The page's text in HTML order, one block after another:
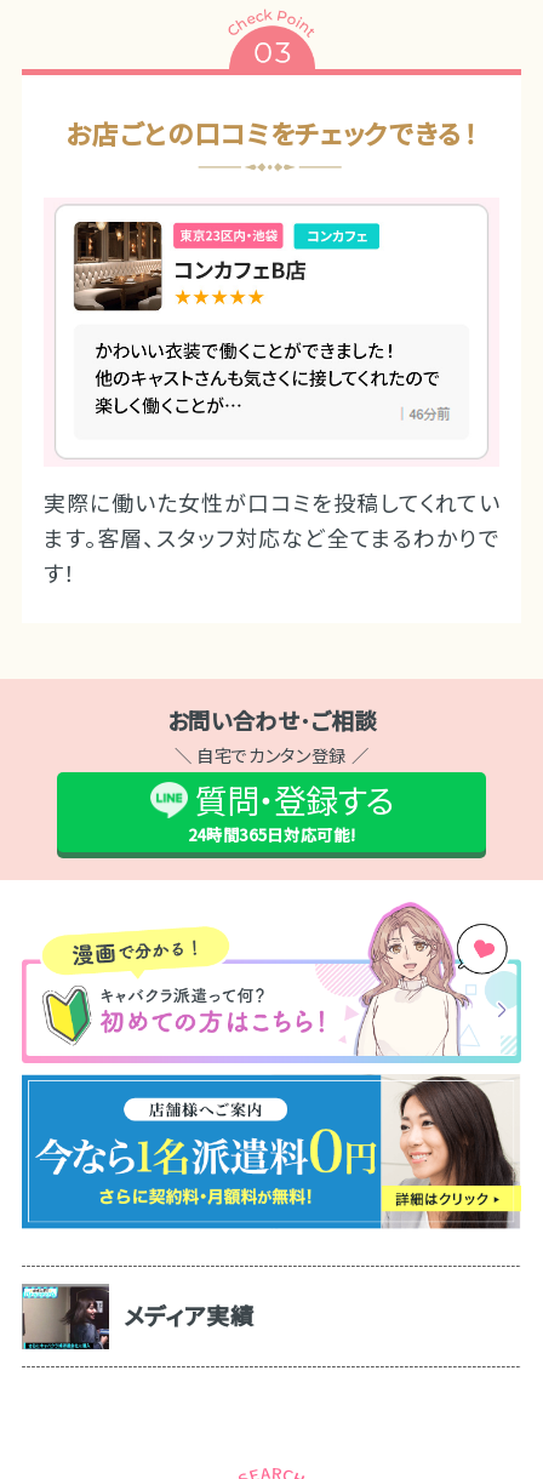
お店ごとの口コミをチェックできる！
実際に働いた女性が口コミを投稿してくれてい
ます。客層、スタッフ対応など全てまるわかりで
す！
お問い合わせ･ご相談
＼ 自宅でカンタン登録 ／
質問・登録する
24時間365日対応可能!
メディア実績